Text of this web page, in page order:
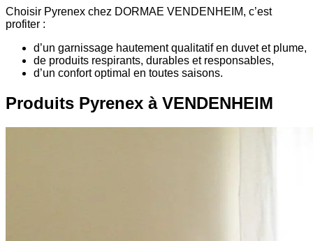
Choisir Pyrenex chez DORMAE VENDENHEIM, c’est
profiter :
d’un garnissage hautement qualitatif en duvet et plume,
de produits respirants, durables et responsables,
d’un confort optimal en toutes saisons.
Produits Pyrenex à VENDENHEIM